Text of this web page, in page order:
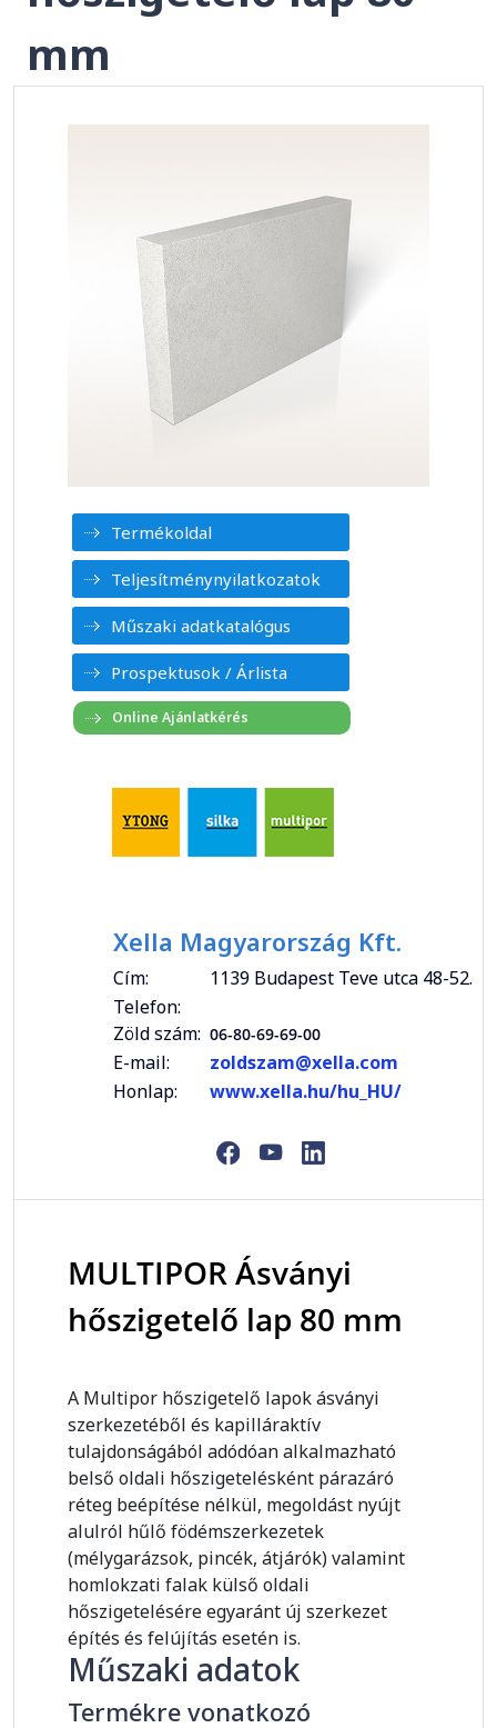
mm
Termékoldal
Teljesítménynyilatkozatok
Műszaki adatkatalógus
Prospektusok / Árlista
Xella Magyarország Kft.
Cím:
1139 Budapest Teve utca 48-52.
Telefon:
Zöld szám: 06-80-69-69-00
E-mail:
zoldszam@xella.com
Honlap:
www.xella.hu/hu_HU/
MULTIPOR Ásványi
hőszigetelő lap 80 mm
A Multipor hőszigetelő lapok ásványi
szerkezetéből és kapilláraktív
tulajdonságából adódóan alkalmazható
belső oldali hőszigetelésként párazáró
réteg beépítése nélkül, megoldást nyújt
alulról hűlő födémszerkezetek
(mélygarázsok, pincék, átjárók) valamint
homlokzati falak külső oldali
hőszigetelésére egyaránt új szerkezet
építés és felújítás esetén is.
Műszaki adatok
Termékre vonatkozó